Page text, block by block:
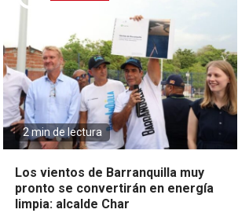
2 min de lectura
Los vientos de Barranquilla muy
pronto se convertirán en energía
limpia: alcalde Char